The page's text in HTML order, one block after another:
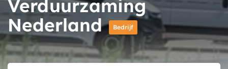
Verduurzaming
Nederland
Bedrijf